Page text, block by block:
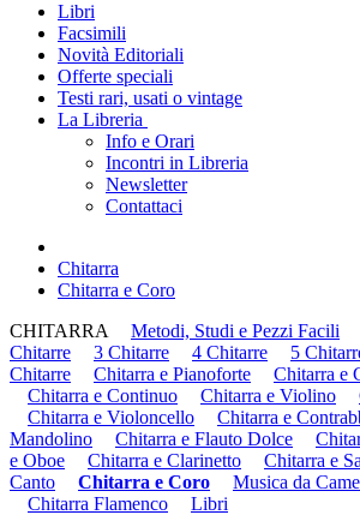
Libri
Facsimili
Novità Editoriali
Offerte speciali
Testi rari, usati o vintage
La Libreria
Info e Orari
Incontri in Libreria
Newsletter
Contattaci
Chitarra
Chitarra e Coro
CHITARRA
Metodi, Studi e Pezzi Facili
Chitarre
3 Chitarre 4 Chitarre 5
Chitarre
Chitarra e Pianoforte
Chitarra e
Chitarra e Continuo
Chitarra e Violino
Chitarra e Violoncello
Chitarra e
Mandolino
Chitarra e Flauto Dolce
e Oboe
Chitarra e Clarinetto Chitarra e
Canto
Chitarra e Coro Musica da
Chitarra Flamenco
Libri